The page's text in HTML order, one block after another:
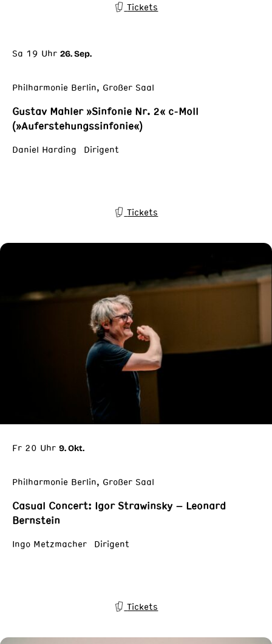
Tickets
Sa 19 Uhr 26. Sep.
Philharmonie Berlin, Großer Saal
Gustav Mahler »Sinfonie Nr. 2« c-Moll
(»Auferstehungssinfonie«)
Daniel Harding Dirigent
Tickets
Fr 20 Uhr 9. Okt.
Philharmonie Berlin, Großer Saal
Casual Concert: Igor Strawinsky – Leonard
Bernstein
Ingo Metzmacher Dirigent
Tickets